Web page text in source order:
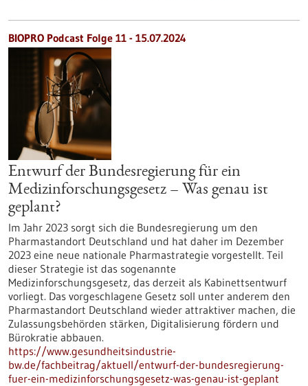
BIOPRO Podcast Folge 11 - 15.07.2024
Entwurf der Bundesregierung für ein
Medizinforschungsgesetz – Was genau ist
geplant?
Im Jahr 2023 sorgt sich die Bundesregierung um den
Pharmastandort Deutschland und hat daher im Dezember
2023 eine neue nationale Pharmastrategie vorgestellt. Teil
dieser Strategie ist das sogenannte
Medizinforschungsgesetz, das derzeit als Kabinettsentwurf
vorliegt. Das vorgeschlagene Gesetz soll unter anderem den
Pharmastandort Deutschland wieder attraktiver machen, die
Zulassungsbehörden stärken, Digitalisierung fördern und
Bürokratie abbauen.
https://www.gesundheitsindustrie-
bw.de/fachbeitrag/aktuell/entwurf-der-bundesregierung-
fuer-ein-medizinforschungsgesetz-was-genau-ist-geplant